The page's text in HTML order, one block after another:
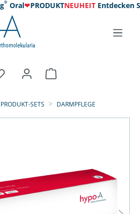
Oral❤PRODUKTNEUHEIT Entdecken
PRODUKT-SETS DARMPFLEGE